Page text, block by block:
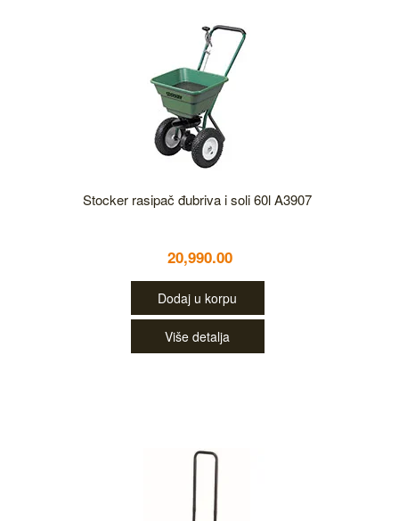
Stocker rasipač đubriva i soli 60l A3907
20,990.00
Dodaj u korpu
Više detalja